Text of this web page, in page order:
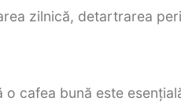
zilnică, detartrarea
o cafea bună este